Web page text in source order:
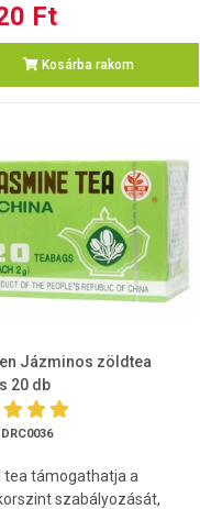
Ft
Kosárba rakom
Jázminos zöldtea
20 db
DRC0036
tea támogathatja a
szabályozását,